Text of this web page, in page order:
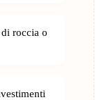
roccia o